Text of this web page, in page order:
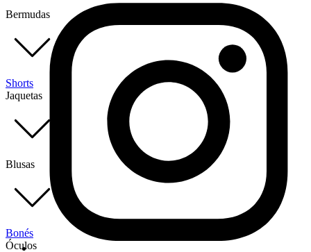
Bermudas
Shorts
Jaquetas
Blusas
Bonés
Óculos